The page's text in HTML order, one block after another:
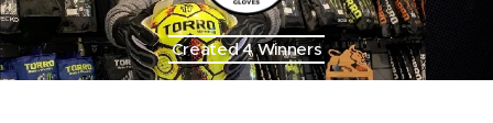
Created 4 Winners